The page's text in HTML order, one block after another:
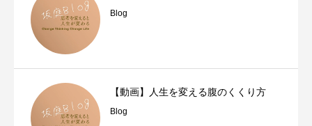
Blog
【動画】人生を変える腹のくくり方
Blog